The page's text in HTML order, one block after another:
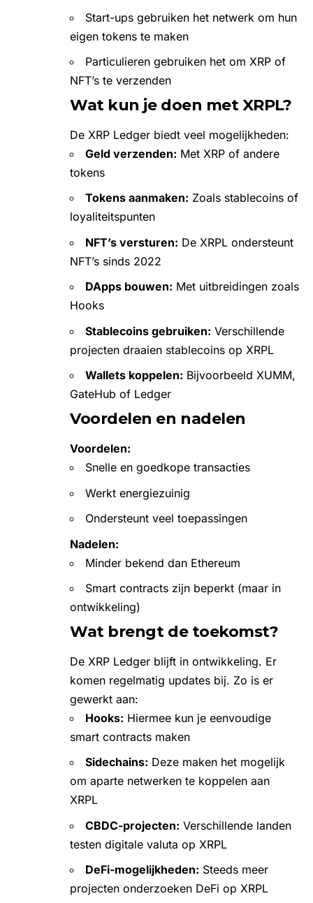
Start-ups gebruiken het netwerk om hun
eigen tokens te maken
Particulieren gebruiken het om XRP of
NFT’s te verzenden
Wat kun je doen met XRPL?
De XRP Ledger biedt veel mogelijkheden:
Geld verzenden: Met XRP of andere
tokens
Tokens aanmaken: Zoals stablecoins of
loyaliteitspunten
NFT’s versturen: De XRPL ondersteunt
NFT’s sinds 2022
DApps bouwen: Met uitbreidingen zoals
Hooks
Stablecoins gebruiken: Verschillende
projecten draaien stablecoins op XRPL
Wallets koppelen: Bijvoorbeeld XUMM,
GateHub of Ledger
Voordelen en nadelen
Voordelen:
Snelle en goedkope transacties
Werkt energiezuinig
Ondersteunt veel toepassingen
Nadelen:
Minder bekend dan Ethereum
Smart contracts zijn beperkt (maar in
ontwikkeling)
Wat brengt de toekomst?
De XRP Ledger blijft in ontwikkeling. Er
komen regelmatig updates bij. Zo is er
gewerkt aan:
Hooks: Hiermee kun je eenvoudige
smart contracts maken
Sidechains: Deze maken het mogelijk
om aparte netwerken te koppelen aan
XRPL
CBDC-projecten: Verschillende landen
testen digitale valuta op XRPL
DeFi-mogelijkheden: Steeds meer
projecten onderzoeken DeFi op XRPL